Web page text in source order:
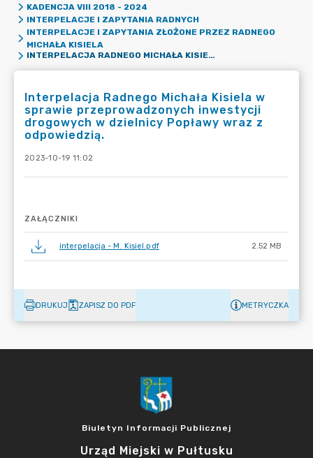
KADENCJA VIII 2018 - 2024
INTERPELACJE I ZAPYTANIA RADNYCH
INTERPELACJE I ZAPYTANIA ZŁOŻONE PRZEZ RADNEGO
MICHAŁA KISIELA
INTERPELACJA RADNEGO MICHAŁA KISIELA W SPRAWIE PRZEPROWADZONYCH INWESTYCJI DROGOWYCH W DZIELNICY POPŁAWY WRAZ Z ODPOWIEDZIĄ.
Interpelacja Radnego Michała Kisiela w
sprawie przeprowadzonych inwestycji
drogowych w dzielnicy Popławy wraz z
odpowiedzią.
2023-10-19 11:02
ZAŁĄCZNIKI
interpelacja - M. Kisiel.pdf 2.52 MB
DRUKUJ ZAPISZ DO PDF METRYCZKA
Biuletyn Informacji Publicznej
Urząd Miejski w Pułtusku